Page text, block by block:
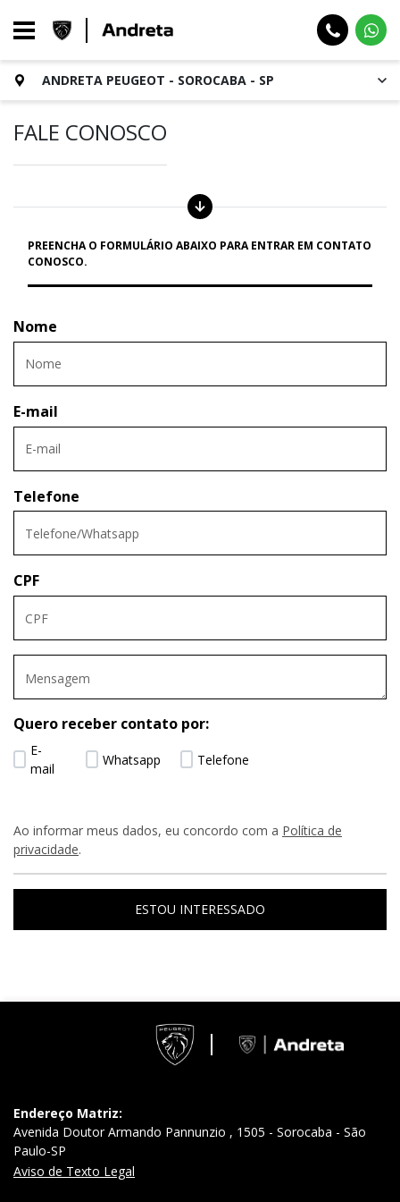
ANDRETA PEUGEOT - SOROCABA - SP
FALE CONOSCO
PREENCHA O FORMULÁRIO ABAIXO PARA ENTRAR EM CONTATO
CONOSCO.
Nome
E-mail
Telefone
CPF
Quero receber contato por:
E-
mail
Whatsapp Telefone
Ao informar meus dados, eu concordo com a Política de
privacidade.
ESTOU INTERESSADO
Endereço Matriz:
Avenida Doutor Armando Pannunzio , 1505 - Sorocaba - São
Paulo-SP
Aviso de Texto Legal